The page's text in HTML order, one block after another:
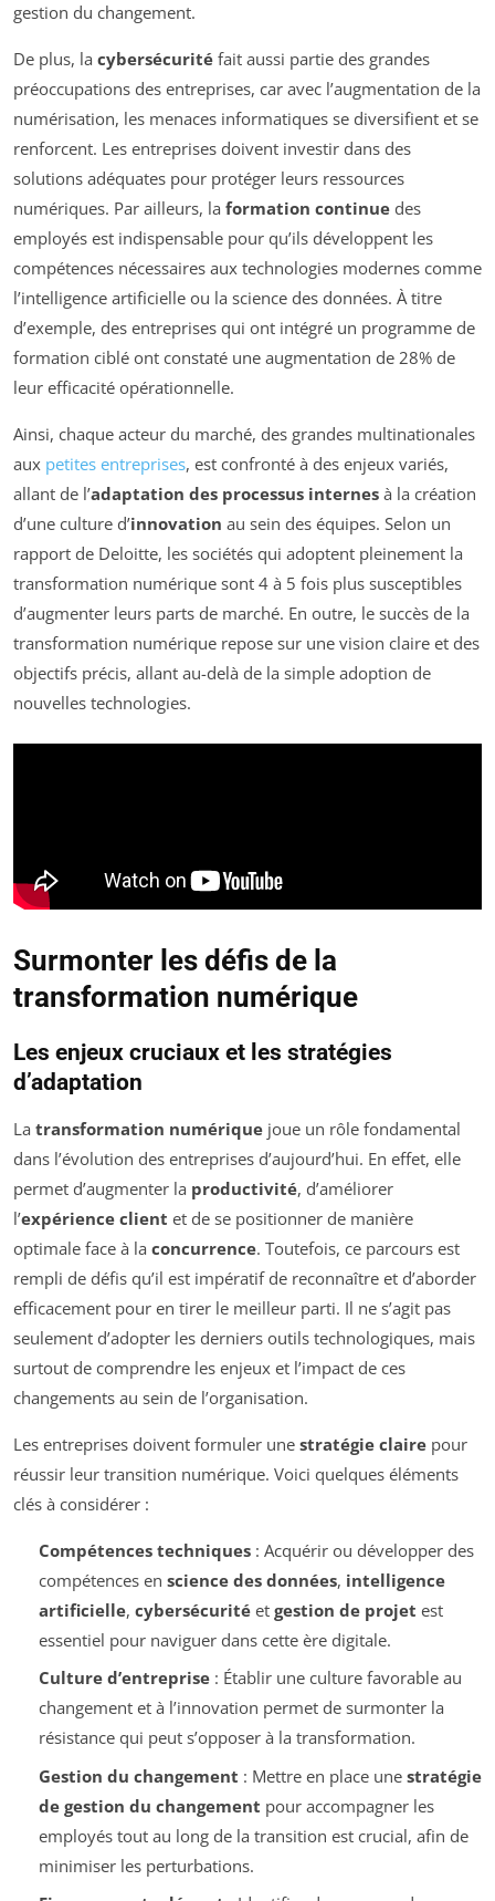
gestion du changement.
De plus, la cybersécurité fait aussi partie des grandes
préoccupations des entreprises, car avec l’augmentation de la
numérisation, les menaces informatiques se diversifient et se
renforcent. Les entreprises doivent investir dans des
solutions adéquates pour protéger leurs ressources
numériques. Par ailleurs, la formation continue des
employés est indispensable pour qu’ils développent les
compétences nécessaires aux technologies modernes comme
l’intelligence artificielle ou la science des données. À titre
d’exemple, des entreprises qui ont intégré un programme de
formation ciblé ont constaté une augmentation de 28% de
leur efficacité opérationnelle.
Ainsi, chaque acteur du marché, des grandes multinationales
aux petites entreprises, est confronté à des enjeux variés,
allant de l’adaptation des processus internes à la création
d’une culture d’innovation au sein des équipes. Selon un
rapport de Deloitte, les sociétés qui adoptent pleinement la
transformation numérique sont 4 à 5 fois plus susceptibles
d’augmenter leurs parts de marché. En outre, le succès de la
transformation numérique repose sur une vision claire et des
objectifs précis, allant au-delà de la simple adoption de
nouvelles technologies.
Surmonter les défis de la
transformation numérique
Les enjeux cruciaux et les stratégies
d’adaptation
La transformation numérique joue un rôle fondamental
dans l’évolution des entreprises d’aujourd’hui. En effet, elle
permet d’augmenter la productivité, d’améliorer
l’expérience client et de se positionner de manière
optimale face à la concurrence. Toutefois, ce parcours est
rempli de défis qu’il est impératif de reconnaître et d’aborder
efficacement pour en tirer le meilleur parti. Il ne s’agit pas
seulement d’adopter les derniers outils technologiques, mais
surtout de comprendre les enjeux et l’impact de ces
changements au sein de l’organisation.
Les entreprises doivent formuler une stratégie claire pour
réussir leur transition numérique. Voici quelques éléments
clés à considérer :
Compétences techniques: Acquérir ou développer des
compétences en science des données, intelligence
artificielle, cybersécuritéet gestion de projet est
essentiel pour naviguer dans cette ère digitale.
Culture d’entreprise: Établir une culture favorable au
changement et à l’innovation permet de surmonter la
résistance qui peut s’opposer à la transformation.
Gestion du changement : Mettre en place une stratégie
de gestion du changement pour accompagner les
employés tout au long de la transition est crucial, afin de
minimiser les perturbations.